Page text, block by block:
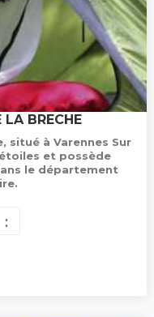
LA BRECHE
situé à Varennes Sur
et possède
le département